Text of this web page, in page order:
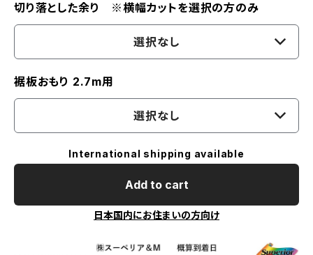
切り落とした余り ※横幅カットを選択の方のみ
選択なし
裾板おもり 2.7m用
選択なし
International shipping available
Add to cart
日本国内にお住まいの方向け